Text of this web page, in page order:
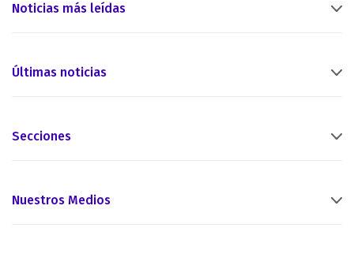
Noticias más leídas
Últimas noticias
Secciones
Nuestros Medios